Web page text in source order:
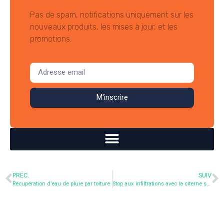
Pas de spam, notifications uniquement sur les
nouveaux produits, les mises à jour, et les
promotions.
M'inscrire
PRÉC.
Récupération d’eau de pluie par toiture
SUIV
Stop aux infiltrations avec la citerne souple !